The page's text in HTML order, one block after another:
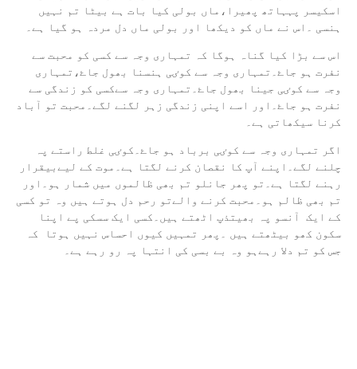
اسکیسر پہہاتھ پھیرا،ماں بولی کیا بات ہے بیٹا تم نہیں
ہنسی ۔اس نے ماں کو دیکھا اور بولی ماں دل مردہ ہو گیا ہے۔
اس سے بڑا کیا گناہ ہوگا کہ تمہاری وجہ سے کسی کو محبت سے
نفرت ہو جاۓ۔تمہاری وجہ سے کوٸی ہنسنا بھول جاۓ،تمہاری
وجہ سے کوٸی جینا بھول جاۓ۔تمہاری وجہ سےکسی کو زندگی سے
نفرت ہو جاۓ۔اور اسے اپنی زندگی زہر لگنے لگے۔محبت تو آباد
کرنا سیکھاتی ہے۔
اگر تمہاری وجہ سے کوٸی برباد ہو جاۓ۔کوٸی غلط راستے پہ
چلنے لگے۔اپنے آپ کا نقصان کرنے لگتا ہے۔موت کے لیےبیقرار
رہنے لگتا ہے۔تو پھر جانلو تم بھی ظالموں میں شمار ہو۔اور
تم بھی ظالم ہو۔محبت کرنے والےتو رحم دل ہوتے ہیں وہ تو کسی
کے ایک آنسو پہ بھیتذپ اٹھتے ہیں۔کسی ایک سسکی پے اپنا
سکون کھو بیٹھتے ہیں ۔پھر تمہیں کیوں احساس نہیں ہوتا کہ
جس کو تم دلا رہےہو وہ بے بسی کی انتہا پہ رو رہے ہے۔